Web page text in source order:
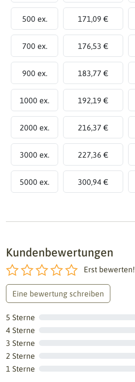
500 ex. 171,09 €
700 ex. 176,53 €
900 ex. 183,77 €
1000 ex. 192,19 €
2000 ex. 216,37 €
3000 ex. 227,36 €
5000 ex. 300,94 €
Kundenbewertungen
Erst bewerten!
Eine bewertung schreiben
5 Sterne
4 Sterne
3 Sterne
2 Sterne
1 Sterne